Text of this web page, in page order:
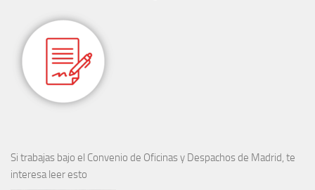
Si trabajas bajo el Convenio de Oficinas y Despachos de Madrid, te
interesa leer esto